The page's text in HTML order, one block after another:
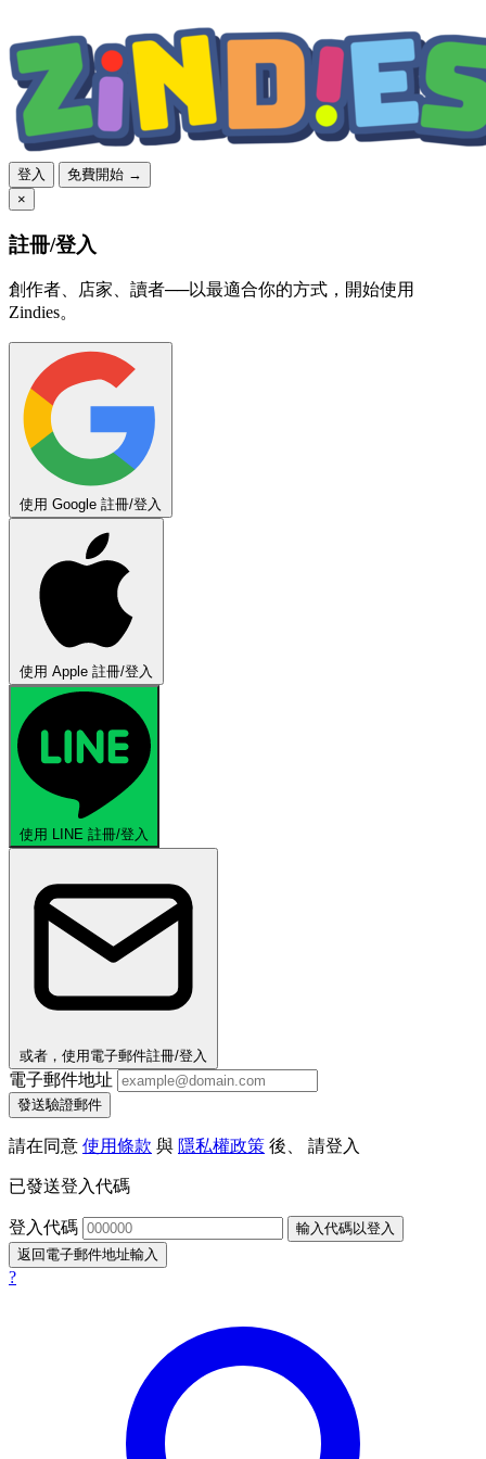
登入
免費開始 →
×
註冊/登入
創作者、店家、讀者──以最適合你的方式，開始使用
Zindies。
使用 Google 註冊/登入
使用 Apple 註冊/登入
使用 LINE 註冊/登入
或者，使用電子郵件註冊/登入
電子郵件地址
發送驗證郵件
請在同意 使用條款 與 隱私權政策 後、 請登入
已發送登入代碼
登入代碼
輸入代碼以登入
返回電子郵件地址輸入
?